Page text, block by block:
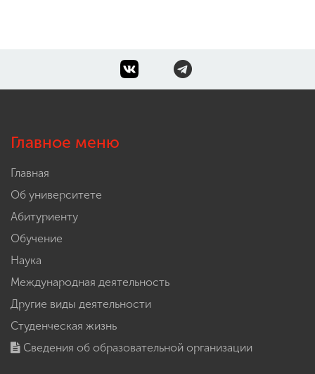
Главное меню
Главная
Об университете
Абитуриенту
Обучение
Наука
Международная деятельность
Другие виды деятельности
Студенческая жизнь
Сведения об образовательной организации